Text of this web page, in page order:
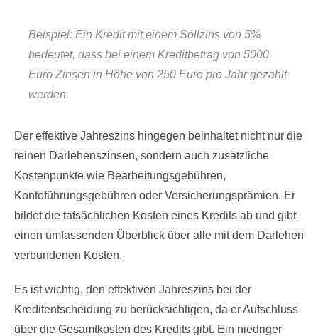
Beispiel: Ein Kredit mit einem Sollzins von 5%
bedeutet, dass bei einem Kreditbetrag von 5000
Euro Zinsen in Höhe von 250 Euro pro Jahr gezahlt
werden.
Der effektive Jahreszins hingegen beinhaltet nicht nur die
reinen Darlehenszinsen, sondern auch zusätzliche
Kostenpunkte wie Bearbeitungsgebühren,
Kontoführungsgebühren oder Versicherungsprämien. Er
bildet die tatsächlichen Kosten eines Kredits ab und gibt
einen umfassenden Überblick über alle mit dem Darlehen
verbundenen Kosten.
Es ist wichtig, den effektiven Jahreszins bei der
Kreditentscheidung zu berücksichtigen, da er Aufschluss
über die Gesamtkosten des Kredits gibt. Ein niedriger